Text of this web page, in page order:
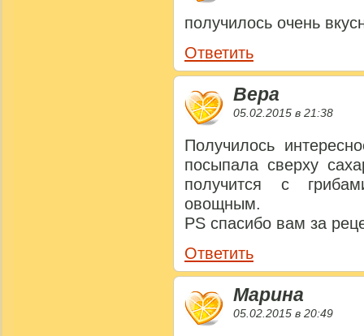
получилось очень
Ответить
Вера
05.02.2015 в 21:38
Получилось
посыпала сверху
получится с
овощным.
PS спасибо вам за
Ответить
Марина
05.02.2015 в 20:49